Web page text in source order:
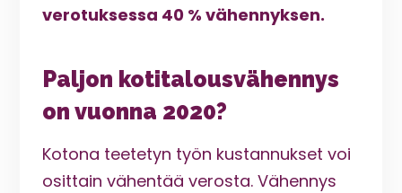
verotuksessa 40 % vähennyksen.
Paljon kotitalousvähennys
on vuonna 2020?
Kotona teetetyn työn kustannukset voi
osittain vähentää verosta. Vähennys